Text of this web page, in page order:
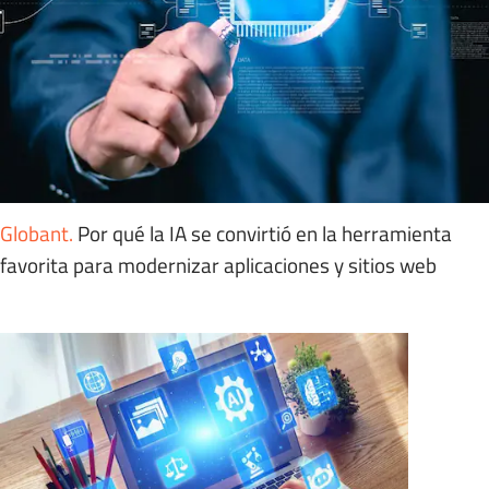
Globant. Por qué la IA se convirtió en la herramienta
favorita para modernizar aplicaciones y sitios web